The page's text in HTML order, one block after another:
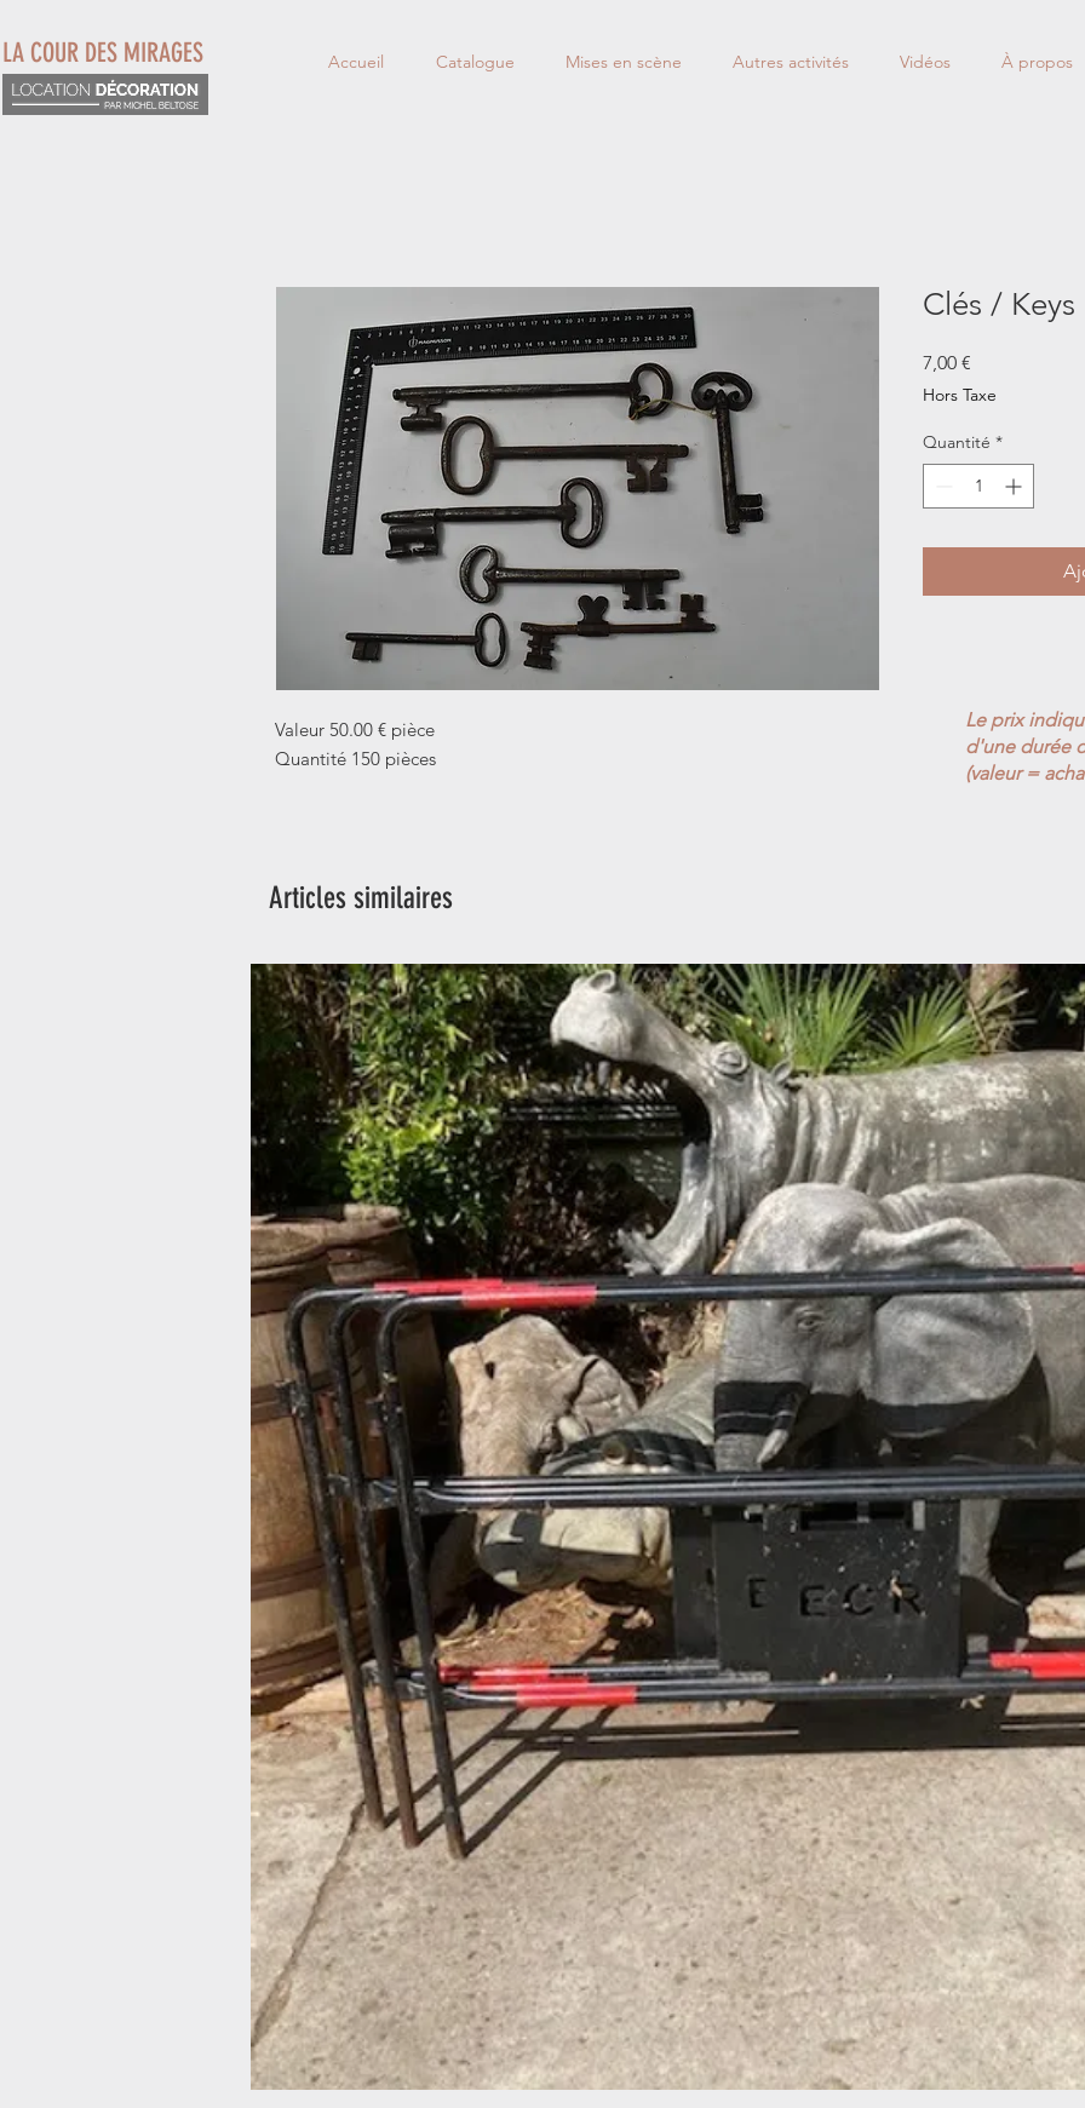
Accueil Catalogue Mises en scène Autres activités Vidéos À propos
LA COUR DES MIRAGES
Valeur 50.00 € pièce
Quantité 150 pièces
Clés / Keys
7,00 €
Hors Taxe
Quantité *
Articles similaires
Le prix
d'une durée
(valeur =